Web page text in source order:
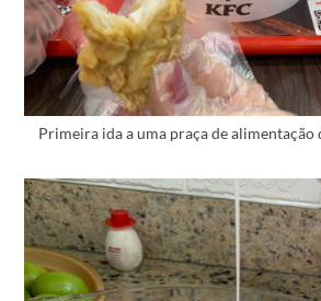
Primeira ida a uma praça de alimentação